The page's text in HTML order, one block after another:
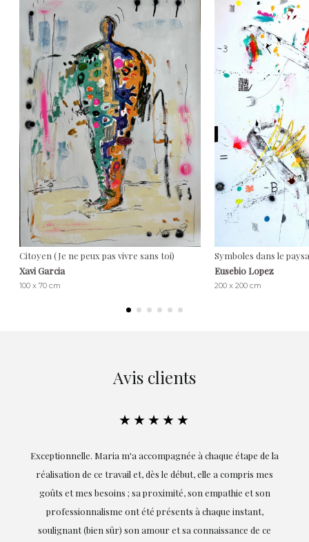
Citoyen (Je ne peux pas vivre sans toi)
Xavi Garcia
100 x 70 cm
Symboles dans le
Eusebio Lopez
200 x 200 cm
Avis clients
★★★★★
Exceptionnelle. Maria m'a accompagnée à chaque étape de la
réalisation de ce travail et, dès le début, elle a compris mes
goûts et mes besoins ; sa proximité, son empathie et son
professionnalisme ont été présents à chaque instant,
soulignant (bien sûr) son amour et sa connaissance de ce